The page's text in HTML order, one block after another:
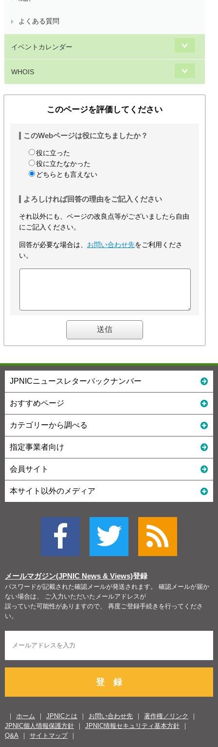
よくある質問
イベントカレンダー
WHOIS
このページを評価してください
このWebページは役に立ちましたか？
役に立った
役に立たなかった
どちらとも言えない
よろしければ回答の理由をご記入ください
それ以外にも、ページの改良点等がございましたら自由
にご記入ください。
回答が必要な場合は、 お問い合わせ先をご利用くださ
い。
JPNICニュースレターバックナンバー
おすすめページ
カテゴリーから調べる
指定事業者向け
会員サイト
本サイト以外のメディア
メールマガジン(JPNIC News & Views)登録
パスワードが記載された確認メールが発送されます。 確認メールが届か
ない場合は、 ご入力いただいたメールアドレスが
誤っていた可能性がありますので、 再度ご登録手続きを行ってくださ
い。
登 録
ホーム JPNICとは お問い合わせ先
著作権／リンク
JPNIC個人情報保護方針
JPNIC情報セキュリティ基本方針
Q&A
サイトマップ